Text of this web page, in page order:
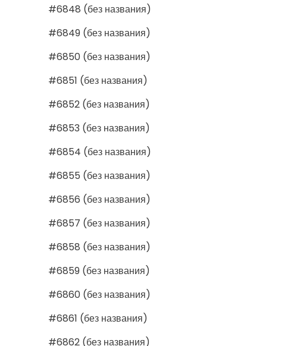
#6848 (без названия)
#6849 (без названия)
#6850 (без названия)
#6851 (без названия)
#6852 (без названия)
#6853 (без названия)
#6854 (без названия)
#6855 (без названия)
#6856 (без названия)
#6857 (без названия)
#6858 (без названия)
#6859 (без названия)
#6860 (без названия)
#6861 (без названия)
#6862 (без названия)